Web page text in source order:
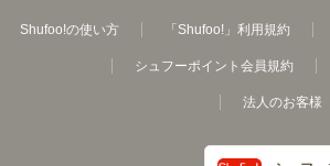
Shufoo!の使い方 「Shufoo!」利用規約
シュフーポイント会員規約
法人のお客様